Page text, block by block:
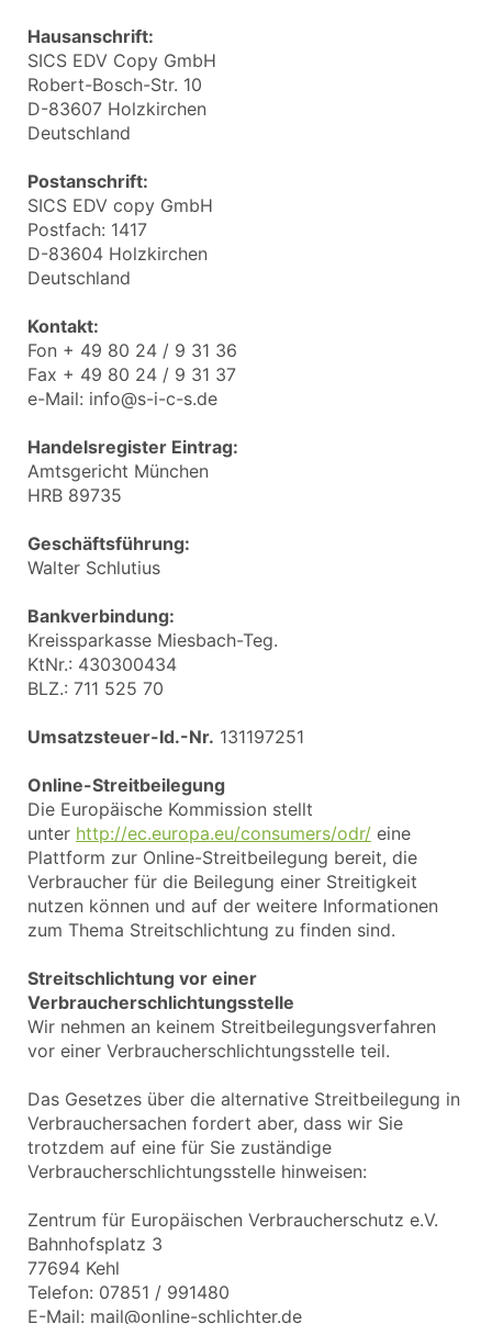
Hausanschrift:
SICS EDV Copy GmbH
Robert-Bosch-Str. 10
D-83607 Holzkirchen
Deutschland
Postanschrift:
SICS EDV copy GmbH
Postfach: 1417
D-83604 Holzkirchen
Deutschland
Kontakt:
Fon + 49 80 24 / 9 31 36
Fax + 49 80 24 / 9 31 37
e-Mail: info@s-i-c-s.de
Handelsregister Eintrag:
Amtsgericht München
HRB 89735
Geschäftsführung:
Walter Schlutius
Bankverbindung:
Kreissparkasse Miesbach-Teg.
KtNr.: 430300434
BLZ.: 711 525 70
Umsatzsteuer-Id.-Nr. 131197251
Online-Streitbeilegung
Die Europäische Kommission stellt
unter http://ec.europa.eu/consumers/odr/ eine
Plattform zur Online-Streitbeilegung bereit, die
Verbraucher für die Beilegung einer Streitigkeit
nutzen können und auf der weitere Informationen
zum Thema Streitschlichtung zu finden sind.
Streitschlichtung vor einer
Verbraucherschlichtungsstelle
Wir nehmen an keinem Streitbeilegungsverfahren
vor einer Verbraucherschlichtungsstelle teil.
Das Gesetzes über die alternative Streitbeilegung in
Verbrauchersachen fordert aber, dass wir Sie
trotzdem auf eine für Sie zuständige
Verbraucherschlichtungsstelle hinweisen:
Zentrum für Europäischen Verbraucherschutz e.V.
Bahnhofsplatz 3
77694 Kehl
Telefon: 07851 / 991480
E-Mail: mail@online-schlichter.de